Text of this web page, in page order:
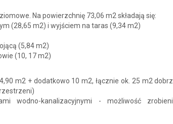
Na powierzchnię 73,06 m2 składają się:
(28,65 m2) i wyjściem na taras (9,34 m2)
(5,84 m2)
(10, 17 m2)
m2 + dodatkowo 10 m2, łącznie ok. 25 m2
wodno-kanalizacyjnymi - możliwość